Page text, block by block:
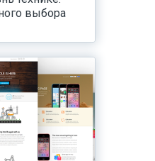
выбора